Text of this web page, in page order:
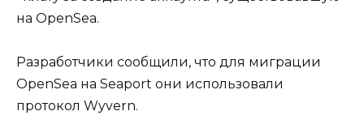
на OpenSea.
Разработчики сообщили, что для миграции
OpenSea на Seaport они использовали
протокол Wyvern.